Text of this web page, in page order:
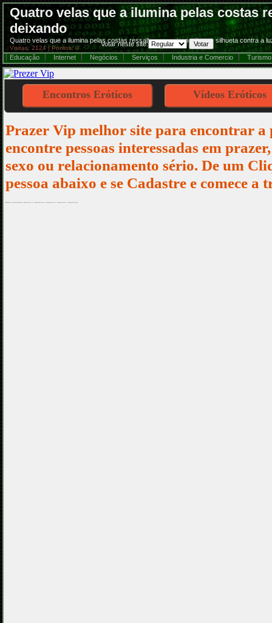
Quatro velas que a ilumina pelas costas
deixando
Quatro velas que a ilumina pelas costas ressaltam o contorno de sua silhueta contra a
Visitas: 2124 | Pontos: 0
Votar neste site:
Educação
Internet Negócios Serviços Industria e Comercio Turismo